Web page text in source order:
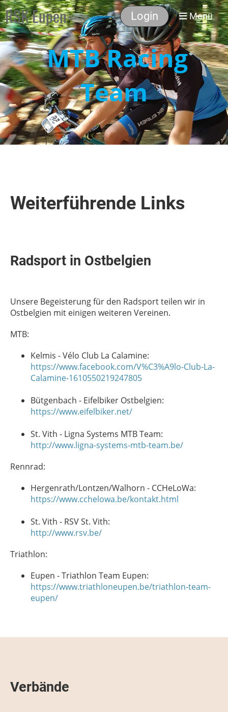
RSK Eupen Login Menü
MTB Racing
Team
Weiterführende Links
Radsport in Ostbelgien
Unsere Begeisterung für den Radsport teilen wir in
Ostbelgien mit einigen weiteren Vereinen.
MTB:
Kelmis - Vélo Club La Calamine:
https://www.facebook.com/V%C3%A9lo-Club-La-
Calamine-1610550219247805
Bütgenbach - Eifelbiker Ostbelgien:
https://www.eifelbiker.net/
St. Vith - Ligna Systems MTB Team:
http://www.ligna-systems-mtb-team.be/
Rennrad:
Hergenrath/Lontzen/Walhorn - CCHeLoWa:
https://www.cchelowa.be/kontakt.html
St. Vith - RSV St. Vith:
http://www.rsv.be/
Triathlon:
Eupen - Triathlon Team Eupen:
https://www.triathloneupen.be/triathlon-team-
eupen/
Verbände